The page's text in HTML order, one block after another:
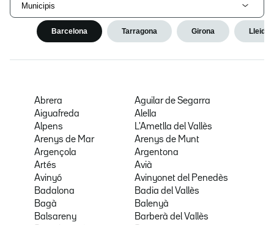
Municipis
Barcelona Tarragona Girona Lleida
Abrera
Aguilar de Segarra
Aiguafreda
Alella
Alpens
L'Ametlla del Vallès
Arenys de Mar
Arenys de Munt
Argençola
Argentona
Artés
Avià
Avinyó
Avinyonet del Penedès
Badalona
Badia del Vallès
Bagà
Balenyà
Balsareny
Barberà del Vallès